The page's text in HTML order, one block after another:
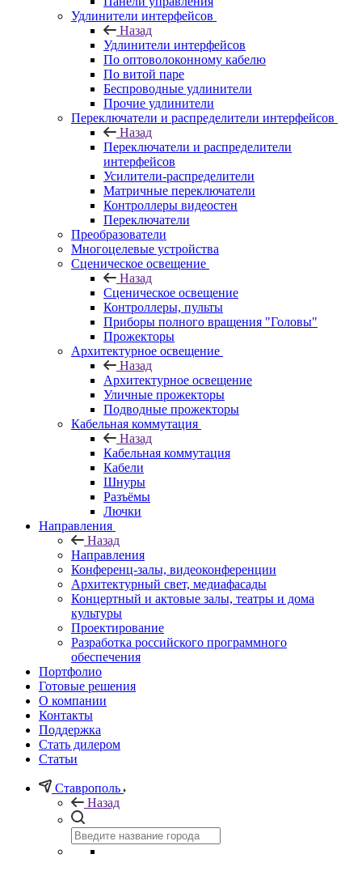
Удлинители интерфейсов
Назад
Удлинители интерфейсов
По оптоволоконному кабелю
По витой паре
Беспроводные удлинители
Прочие удлинители
Переключатели и распределители интерфейсов
Назад
Переключатели и распределители
интерфейсов
Усилители-распределители
Матричные переключатели
Контроллеры видеостен
Переключатели
Преобразователи
Многоцелевые устройства
Сценическое освещение
Назад
Сценическое освещение
Контроллеры, пульты
Приборы полного вращения "Головы"
Прожекторы
Архитектурное освещение
Назад
Архитектурное освещение
Уличные прожекторы
Подводные прожекторы
Кабельная коммутация
Назад
Кабельная коммутация
Кабели
Шнуры
Разъёмы
Лючки
Направления
Назад
Направления
Конференц-залы, видеоконференции
Архитектурный свет, медиафасады
Концертный и актовые залы, театры и дома
культуры
Проектирование
Разработка российского программного
обеспечения
Портфолио
Готовые решения
О компании
Контакты
Поддержка
Стать дилером
Статьи
Ставрополь
Назад